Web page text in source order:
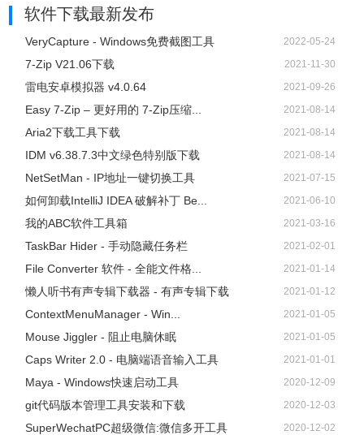
软件下载最新发布
VeryCapture - Windows免费截图工具 2022-05-24
7-Zip V21.06下载 2021-11-30
雷电安卓模拟器 v4.0.64 2021-09-26
Easy 7-Zip – 更好用的 7-Zip压缩... 2021-08-14
Aria2下载工具下载 2021-08-14
IDM v6.38.7.3中文绿色特别版下载 2021-08-14
NetSetMan - IP地址一键切换工具 2021-07-15
如何卸载IntelliJ IDEA 破解补丁 Be... 2021-06-10
我的ABC软件工具箱 2021-03-16
TaskBar Hider - 手动隐藏任务栏 2021-02-01
File Converter 软件 - 全能文件格... 2021-01-14
懒人听书有声专辑下载器 - 有声专辑下载 2021-01-12
ContextMenuManager - Win... 2021-01-05
Mouse Jiggler - 阻止电脑休眠 2021-01-05
Caps Writer 2.0 - 电脑端语音输入工具 2021-01-01
Maya - Windows快速启动工具 2020-12-09
git代码版本管理工具安装和下载 2020-12-03
SuperWechatPC超级微信:微信多开工具 2020-12-02